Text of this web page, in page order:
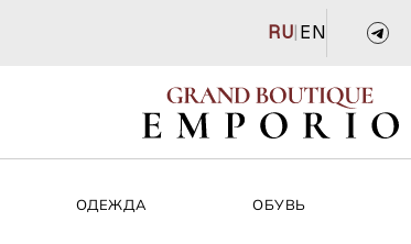
RU| EN
ОДЕЖДА ОБУВЬ